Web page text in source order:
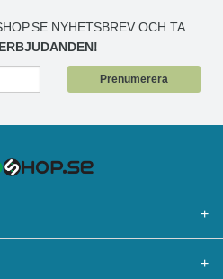
NYHETSBREV OCH TA
ERBJUDANDEN!
Prenumerera
+
+